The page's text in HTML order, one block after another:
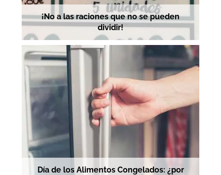
¡No a las raciones que no se pueden
dividir!
Día de los Alimentos Congelados: ¿por